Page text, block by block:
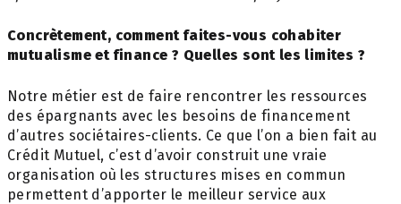
Concrètement, comment faites-vous cohabiter
mutualisme et finance ? Quelles sont les limites ?
Notre métier est de faire rencontrer les ressources
des épargnants avec les besoins de financement
d’autres sociétaires-clients. Ce que l’on a bien fait au
Crédit Mutuel, c’est d’avoir construit une vraie
organisation où les structures mises en commun
permettent d’apporter le meilleur service aux